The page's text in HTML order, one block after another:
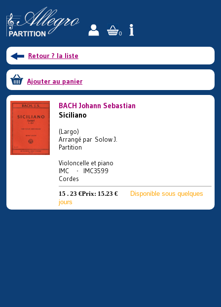
0
Retour ? la liste
Ajouter au panier
BACH Johann Sebastian
Siciliano
(Largo)
Arrangé par Solow J.
Partition
Violoncelle et piano
IMC - IMC3599
Cordes
15 . 23 €Prix: 15.23 €
Disponible sous quelques
jours